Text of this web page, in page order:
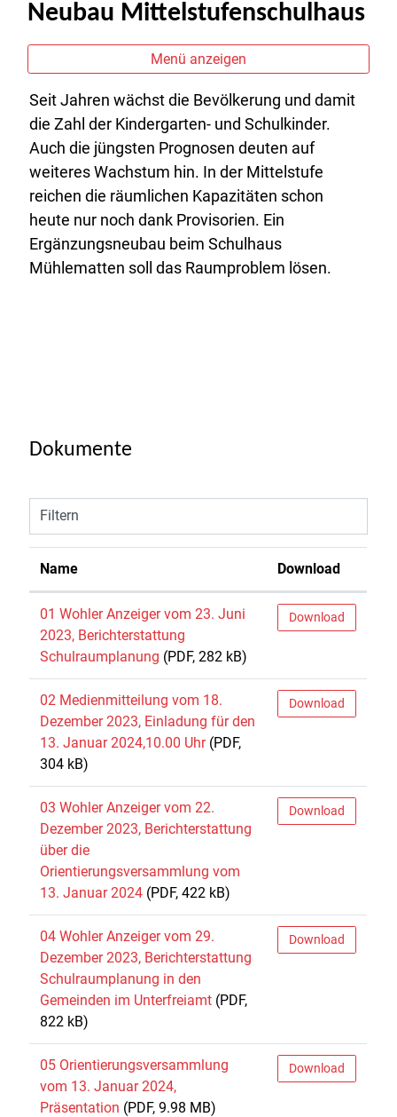
Neubau Mittelstufenschulhaus
Menü anzeigen
Seit Jahren wächst die Bevölkerung und damit
die Zahl der Kindergarten- und Schulkinder.
Auch die jüngsten Prognosen deuten auf
weiteres Wachstum hin. In der Mittelstufe
reichen die räumlichen Kapazitäten schon
heute nur noch dank Provisorien. Ein
Ergänzungsneubau beim Schulhaus
Mühlematten soll das Raumproblem lösen.
Dokumente
Filtern
Name Download
01 Wohler Anzeiger vom 23. Juni
2023, Berichterstattung
Schulraumplanung (PDF, 282 kB)
Download
02 Medienmitteilung vom 18.
Dezember 2023, Einladung für den
13. Januar 2024,10.00 Uhr (PDF,
304 kB)
Download
03 Wohler Anzeiger vom 22.
Dezember 2023, Berichterstattung
über die
Orientierungsversammlung vom
13. Januar 2024 (PDF, 422 kB)
Download
04 Wohler Anzeiger vom 29.
Dezember 2023, Berichterstattung
Schulraumplanung in den
Gemeinden im Unterfreiamt (PDF,
822 kB)
Download
05 Orientierungsversammlung
vom 13. Januar 2024,
Präsentation (PDF, 9.98 MB)
Download